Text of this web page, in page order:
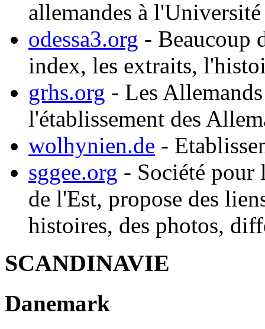
allemandes à
odessa3.org - Beaucoup
index, les extraits,
grhs.org - Les
l'établissement des
wolhynien.de -
sggee.org - Société pour
de l'Est, propose des
histoires, des photos,
SCANDINAVIE
Danemark